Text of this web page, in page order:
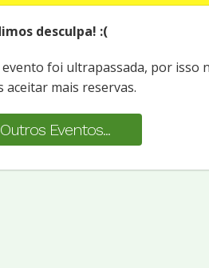
desculpa! :(
foi ultrapassada, por isso
aceitar mais reservas.
Eventos...